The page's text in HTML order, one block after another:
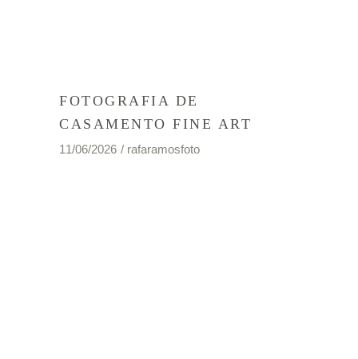
FOTOGRAFIA DE
CASAMENTO FINE ART
11/06/2026 rafaramosfoto